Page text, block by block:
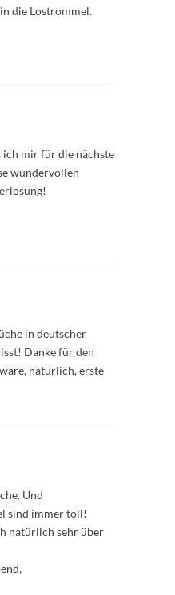
die Lostrommel.
ich mir für die nächste
wundervollen
in deutscher
Danke für den
natürlich, erste
Und
sind immer toll!
natürlich sehr über